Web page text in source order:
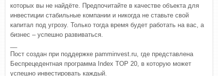
которых вы не найдёте. Предпочитайте в качестве объекта для
инвестиции стабильные компании и никогда не ставьте свой
капитал под угрозу. Только тогда время будет работать на вас, а
бизнес – успешно развиваться.
Пост создан при поддержке pamminvest.ru, где представлена
Беспрецедентная программа Index TOP 20, в которую может
успешно инвестировать каждый.